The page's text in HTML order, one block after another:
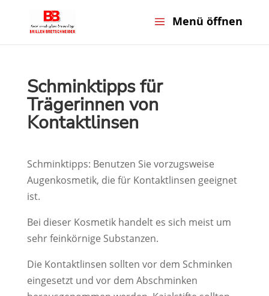
Schminktipps für
Trägerinnen von
Kontaktlinsen
Schminktipps: Benutzen Sie vorzugsweise
Augenkosmetik, die für Kontaktlinsen geeignet
ist.
Bei dieser Kosmetik handelt es sich meist um
sehr feinkörnige Substanzen.
Die Kontaktlinsen sollten vor dem Schminken
eingesetzt und vor dem Abschminken